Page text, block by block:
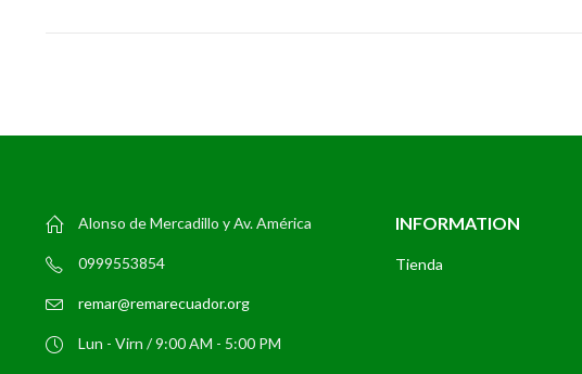
Alonso de Mercadillo y Av. América
0999553854
remar@remarecuador.org
Lun - Virn / 9:00 AM - 5:00 PM
INFORMATION
Tienda